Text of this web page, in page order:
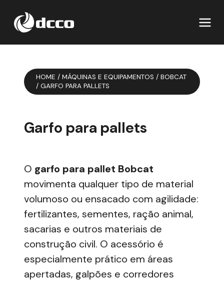
HOME / MÁQUINAS E EQUIPAMENTOS / BOBCAT
/ GARFO PARA PALLETS
Garfo para pallets
O garfo para pallet Bobcat
movimenta qualquer tipo de material
volumoso ou ensacado com agilidade:
fertilizantes, sementes, ração animal,
sacarias e outros materiais de
construção civil. O acessório é
especialmente prático em áreas
apertadas, galpões e corredores